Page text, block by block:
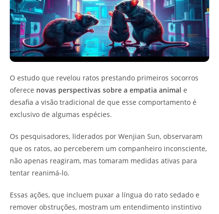
O estudo que revelou ratos prestando primeiros socorros
oferece novas perspectivas sobre a empatia animal e
desafia a visão tradicional de que esse comportamento é
exclusivo de algumas espécies.
Os pesquisadores, liderados por Wenjian Sun, observaram
que os ratos, ao perceberem um companheiro inconsciente,
não apenas reagiram, mas tomaram medidas ativas para
tentar reanimá-lo.
Essas ações, que incluem puxar a língua do rato sedado e
remover obstruções, mostram um entendimento instintivo